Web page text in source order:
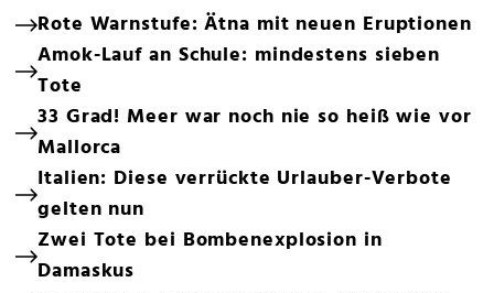
Rote Warnstufe: Ätna mit neuen Eruptionen
Amok-Lauf an Schule: mindestens sieben
Tote
33 Grad! Meer war noch nie so heiß wie vor
Mallorca
Italien: Diese verrückte Urlauber-Verbote
gelten nun
Zwei Tote bei Bombenexplosion in
Damaskus